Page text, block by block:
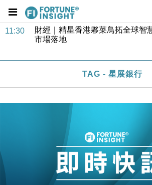
財經｜SA售股自救後再出手 斥
司
11:30
財經｜精星香港夥菜鳥拓全球智
市場落地
國際｜特朗普赴洛杉磯高球場活
財經｜香港7月PMI回落至51 企
財經｜黑石傳再籌逾360億美元
Google晶片
財經｜美商務部擬擴大金屬關
本地｜新世界K11 9月升級會員
TAG - 星展銀行